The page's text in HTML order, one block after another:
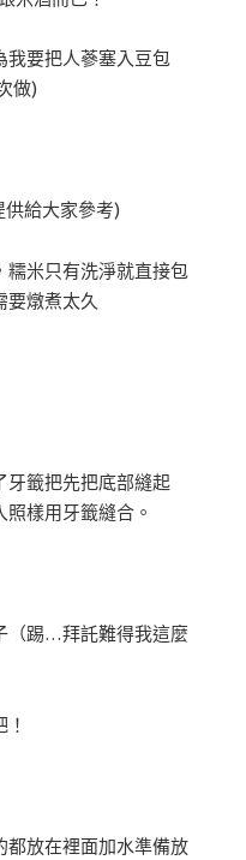
我要把人蔘塞入豆包
做)
供給大家參考)
糯米只有洗淨就直接包
要燉煮太久
籤把先把底部縫起
樣用牙籤縫合。
（踢…拜託難得我這麼
都放在裡面加水準備放